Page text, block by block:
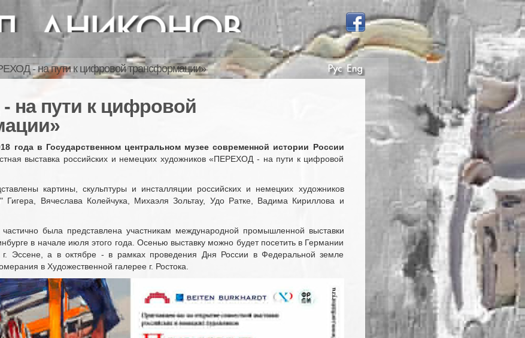
- на пути к цифровой трансформации»
на пути к цифровой
года в Государственном центральном музее современной истории России
выставка российских и немецких художников «ПЕРЕХОД - на пути к цифровой
картины, скульптуры и инсталляции российских и немецких художников
Вячеслава Колейчука, Михаэля Зольтау, Удо Ратке, Вадима Кириллова и
была представлена участникам международной промышленной выставки
в начале июля этого года. Осенью выставку можно будет посетить в Германии
Эссене, а в октябре - в рамках проведения Дня России в Федеральной земле
в Художественной галерее г. Ростока.